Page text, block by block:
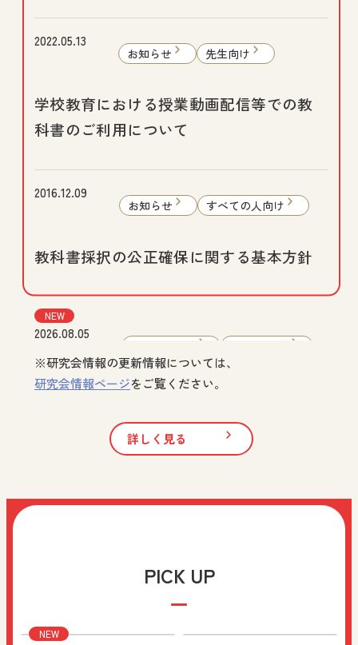
詳しく見る
2022.05.13
お知らせ 先生向け
学校教育における授業動画配信等での教
科書のご利用について
2016.12.09
お知らせ すべての人向け
教科書採択の公正確保に関する基本方針
NEW
2026.08.05
中学校 社会 歴史
先生、保護者向け
まなびと：「学び！と人権」Vol.32 “国連障害者権
利委員会とデグナーさんの主張――「障害の人権
小学校 社会
その他の教育資料：No.116「楽しい学びdeクラス
※研究会情報の更新情報については、
研究会情報ページをご覧ください。
PICK UP